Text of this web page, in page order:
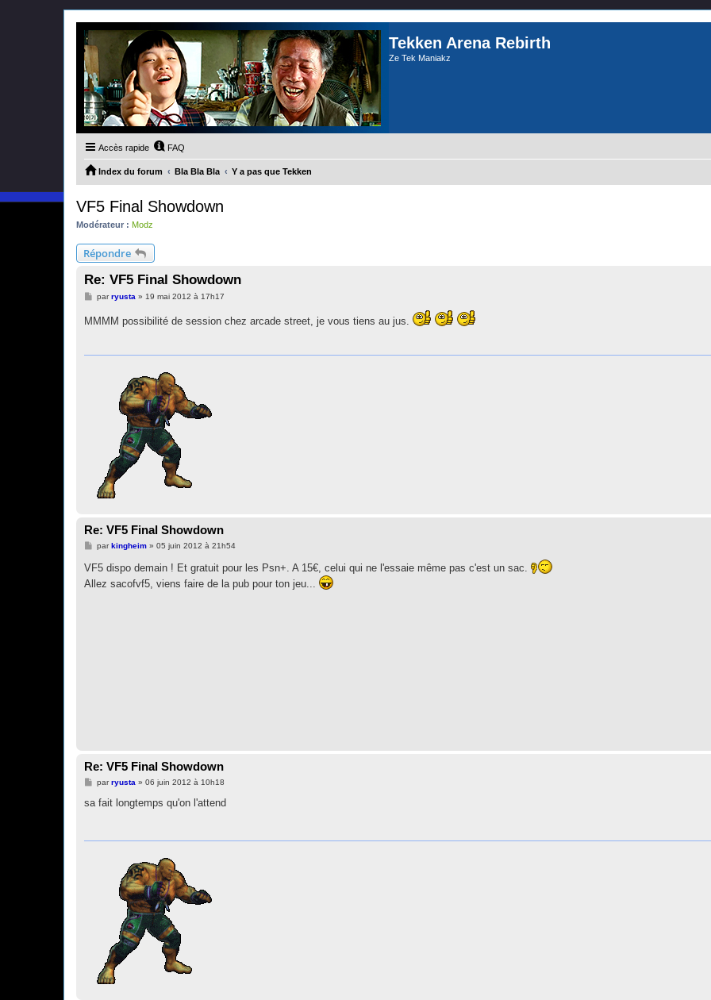
Tekken Arena Rebirth
Ze Tek Maniakz
Accès rapide FAQ
Index du forum Bla Bla Bla Y a pas que Tekken
VF5 Final Showdown
Modérateur : Modz
Répondre
Re: VF5 Final Showdown
M
s
parryusta » 19 mai 2012 à 17h17
MMMM possibilité de session chez arcade street, je vous tiens au jus.
Re: VF5 Final Showdown
M
s
s
a
parkingheim» 05 juin 2012 à 21h54
VF5 dispo demain ! Et gratuit pour les Psn+. A 15€, celui qui ne l'essaie même pas c'est un sac.
Allez sacofvf5, viens faire de la pub pour ton jeu...
Re: VF5 Final Showdown
M
s
parryusta » 06 juin 2012 à 10h18
sa fait longtemps qu'on l'attend